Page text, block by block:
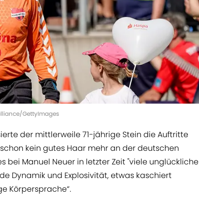
GettyImages
der mittlerweile 71-jährige Stein die Auftritte
kein gutes Haar mehr an der deutschen
bei Manuel Neuer in letzter Zeit "viele unglückliche
Dynamik und Explosivität, etwas kaschiert
Körpersprache“.